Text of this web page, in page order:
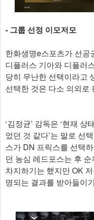
- 그룹 선정 이모저모
한화생명e스포츠가 선공
디플러스 기아와 디플러
당히 무난한 선택이라고
선택한 것은 다소 의외로
‘김정균’ 감독은 ‘현재
었던 것 같다’는 말로 선
스가 DN 프릭스를 선택
던 농심 레드포스는 후
차지하기는 했지만 OK
명되는 결과를 받아들이